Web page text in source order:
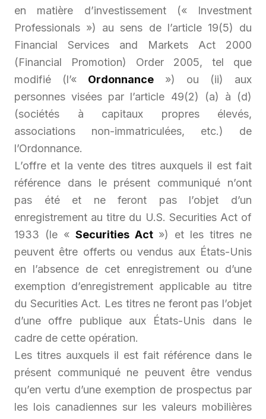
en matière d’investissement (« Investment
Professionals ») au sens de l’article 19(5) du
Financial Services and Markets Act 2000
(Financial Promotion) Order 2005, tel que
modifié (l’« Ordonnance ») ou (ii) aux
personnes visées par l’article 49(2) (a) à (d)
(sociétés à capitaux propres élevés,
associations non-immatriculées, etc.) de
l’Ordonnance.
L’offre et la vente des titres auxquels il est fait
référence dans le présent communiqué n’ont
pas été et ne feront pas l’objet d’un
enregistrement au titre du U.S. Securities Act of
1933 (le « Securities Act») et les titres ne
peuvent être offerts ou vendus aux États-Unis
en l’absence de cet enregistrement ou d’une
exemption d’enregistrement applicable au titre
du Securities Act. Les titres ne feront pas l’objet
d’une offre publique aux États-Unis dans le
cadre de cette opération.
Les titres auxquels il est fait référence dans le
présent communiqué ne peuvent être vendus
qu’en vertu d’une exemption de prospectus par
les lois canadiennes sur les valeurs mobilières